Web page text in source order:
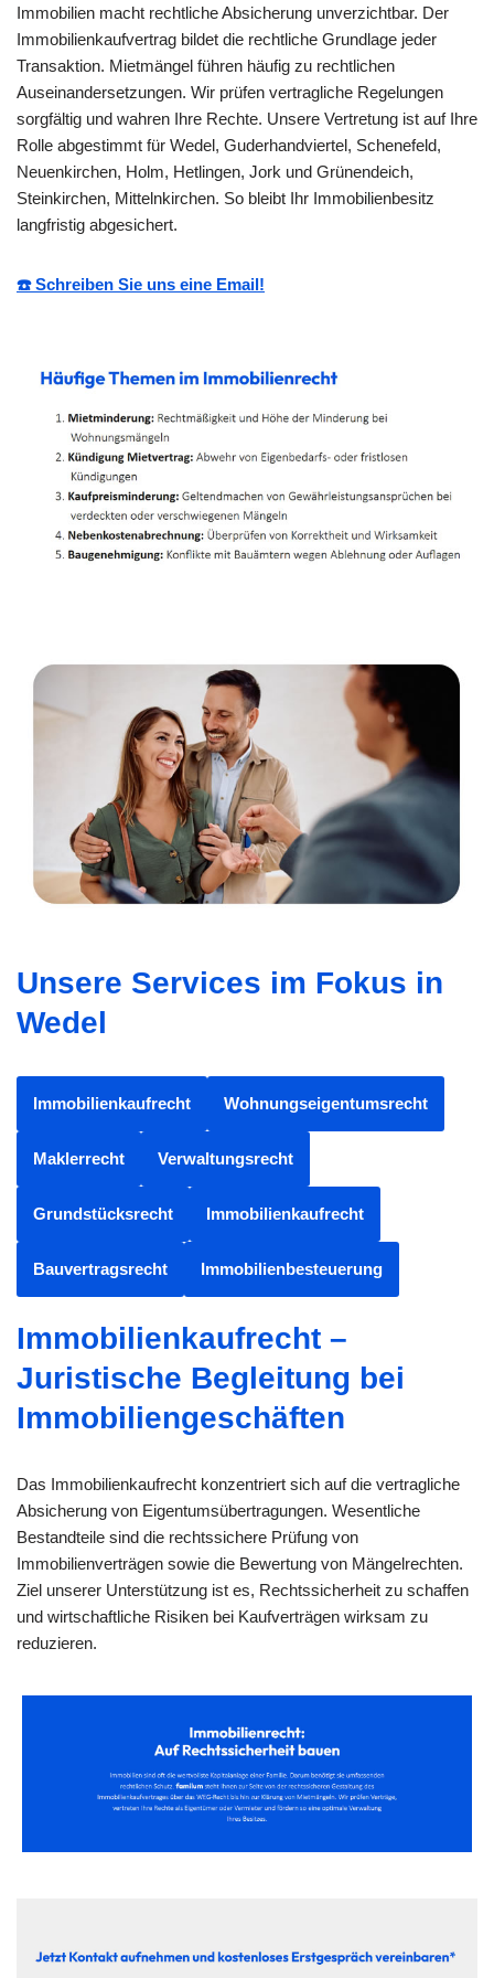
Immobilien macht rechtliche Absicherung unverzichtbar. Der
Immobilienkaufvertrag bildet die rechtliche Grundlage jeder
Transaktion. Mietmängel führen häufig zu rechtlichen
Auseinandersetzungen. Wir prüfen vertragliche Regelungen
sorgfältig und wahren Ihre Rechte. Unsere Vertretung ist auf Ihre
Rolle abgestimmt für Wedel, Guderhandviertel, Schenefeld,
Neuenkirchen, Holm, Hetlingen, Jork und Grünendeich,
Steinkirchen, Mittelnkirchen. So bleibt Ihr Immobilienbesitz
langfristig abgesichert.
☎️ Schreiben Sie uns eine Email!
Unsere Services im Fokus in
Wedel
Immobilienkaufrecht Wohnungseigentumsrecht
Maklerrecht Verwaltungsrecht
Grundstücksrecht Immobilienkaufrecht
Bauvertragsrecht Immobilienbesteuerung
Immobilienkaufrecht –
Juristische Begleitung bei
Immobiliengeschäften
Das Immobilienkaufrecht konzentriert sich auf die vertragliche
Absicherung von Eigentumsübertragungen. Wesentliche
Bestandteile sind die rechtssichere Prüfung von
Immobilienverträgen sowie die Bewertung von Mängelrechten.
Ziel unserer Unterstützung ist es, Rechtssicherheit zu schaffen
und wirtschaftliche Risiken bei Kaufverträgen wirksam zu
reduzieren.